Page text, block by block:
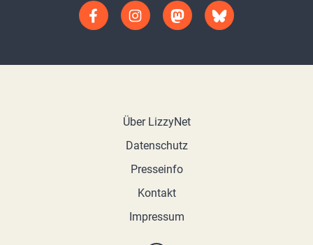
Über LizzyNet
Datenschutz
Presseinfo
Kontakt
Impressum